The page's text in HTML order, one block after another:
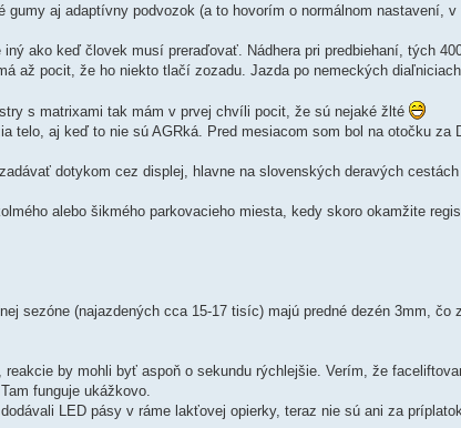
aj adaptívny podvozok (a to hovorím o normálnom nastavení,
ako keď človek musí preraďovať. Nádhera pri predbiehaní, tých
až pocit, že ho niekto tlačí zozadu. Jazda po nemeckých
s matrixami tak mám v prvej chvíli pocit, že sú nejaké žlté
telo, aj keď to nie sú AGRká. Pred mesiacom som bol na otočku za
dotykom cez displej, hlavne na slovenských deravých cestách
alebo šikmého parkovacieho miesta, kedy skoro okamžite
sezóne (najazdených cca 15-17 tisíc) majú predné dezén 3mm, čo
by mohli byť aspoň o sekundu rýchlejšie. Verím, že
funguje ukážkovo.
LED pásy v ráme lakťovej opierky, teraz nie sú ani za